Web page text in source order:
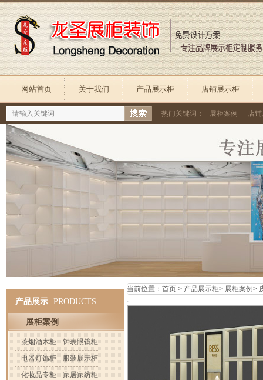
网站首页 关于我们 产品展示柜 店铺展示柜
热门关键词： 展柜案例 店
产品展示 PRODUCTS
展柜案例
茶烟酒木柜
钟表眼镜柜
电器灯饰柜
服装展示柜
化妆品专柜
家居家纺柜
当前位置： 首页 > 产品展示柜> 展柜案例>